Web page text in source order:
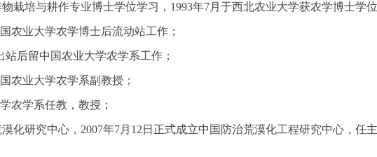
栽培与耕作专业博士学位学习，1993年7月于西北农业大学获农学博士学位
农业大学农学博士后流动站工作；
站后留中国农业大学农学系工作；
农业大学农学系副教授；
农学系任教，教授；
化研究中心，2007年7月12日正式成立中国防治荒漠化工程研究中心，任主